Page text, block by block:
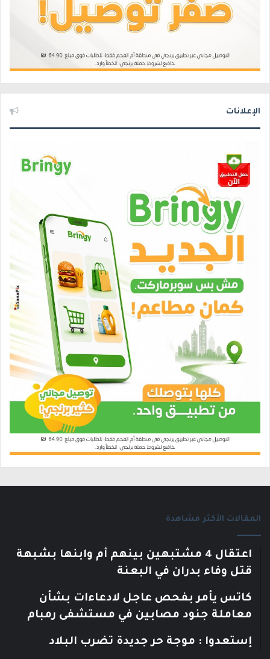
الإعلانات
المقالات الأكثر مشاهدة
اعتقال 4 مشتبهين بينهم أم وابنها بشبهة
قتل وفاء بدران في البعنة
كاتس يأمر بفحص عاجل لادعاءات بشأن
معاملة جنود مصابين في مستشفى رمبام
إستعدوا : موجة حر جديدة تضرب البلاد